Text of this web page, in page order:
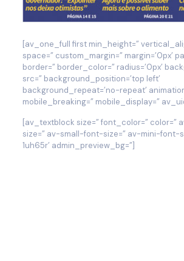
[av_one_full first min_height=”
space=” custom_margin=” margin=’0px’
border=” border_color=” radius=’0px’
src=” background_position=’top left’
background_repeat=’no-repeat’
mobile_breaking=” mobile_display=”
[av_textblock size=” font_color=” color=”
size=” av-small-font-size=” av-mini-font-
1uh65r’ admin_preview_bg=”]